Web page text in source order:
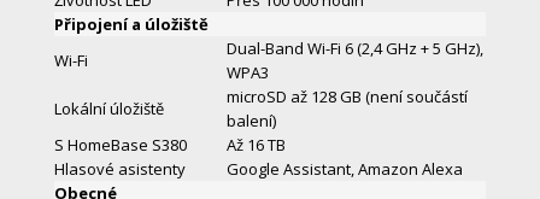
Připojení a úložiště
Wi-Fi
Dual-Band Wi-Fi 6 (2,4 GHz + 5 GHz),
WPA3
Lokální úložiště
microSD až 128 GB (není součástí
balení)
S HomeBase S380
Až 16 TB
Hlasové asistenty
Google Assistant, Amazon Alexa
Obecné